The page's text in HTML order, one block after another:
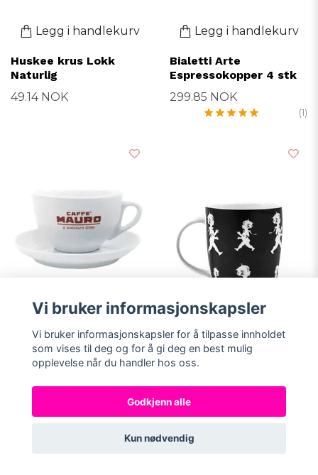
Legg i handlekurv
Huskee krus Lokk
Naturlig
49.14 NOK
Legg i handlekurv
Bialetti Arte
Espressokopper 4 stk
299.85 NOK
(1)
Legg i handlekurv
Caffè Mauro
109.31 NOK
Legg i handlekurv
Solstickan krus Svart
181.52 NOK
Vi bruker informasjonskapsler
Vi bruker informasjonskapsler for å tilpasse innholdet
som vises til deg og for å gi deg en best mulig
opplevelse når du handler hos oss.
Godkjenn alle
Kun nødvendig